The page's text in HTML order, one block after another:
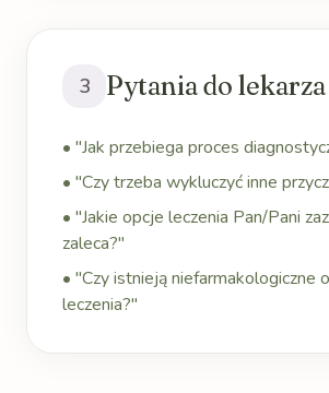
3 Pytania do lekarza
• "Jak przebiega proces
• "Czy trzeba wykluczyć inne
• "Jakie opcje leczenia Pan/Pani
zaleca?"
• "Czy istnieją niefarmakologiczne
leczenia?"